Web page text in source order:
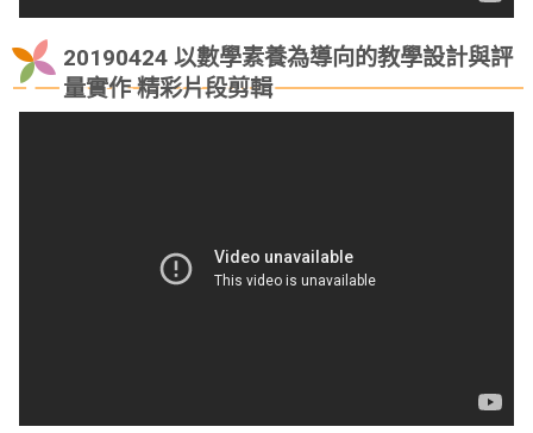
20190424 以數學素養為導向的教學設計與評
量實作 精彩片段剪輯